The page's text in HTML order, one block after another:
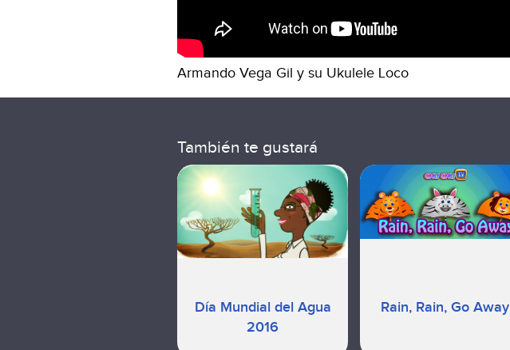
Armando Vega Gil y su Ukulele Loco
También te gustará
Día Mundial del Agua
2016
Rain, Rain, Go Away